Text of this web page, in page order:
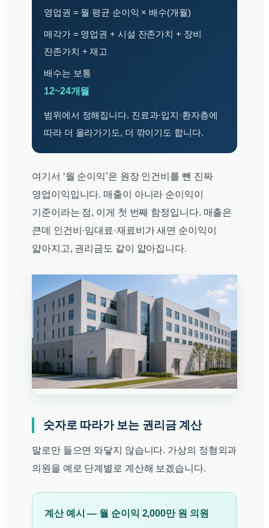
영업권 = 월 평균 순이익 × 배수(개월)
매각가 = 영업권 + 시설 잔존가치 + 장비
잔존가치 + 재고
배수는 보통
12~24개월
범위에서 정해집니다. 진료과·입지·환자층에
따라 더 올라가기도, 더 깎이기도 합니다.
여기서 ‘월 순이익’은 원장 인건비를 뺀 진짜
영업이익입니다. 매출이 아니라 순이익이
기준이라는 점, 이게 첫 번째 함정입니다. 매출은
큰데 인건비·임대료·재료비가 새면 순이익이
얇아지고, 권리금도 같이 얇아집니다.
숫자로 따라가 보는 권리금 계산
말로만 들으면 와닿지 않습니다. 가상의 정형외과
의원을 예로 단계별로 계산해 보겠습니다.
계산 예시 — 월 순이익 2,000만 원 의원